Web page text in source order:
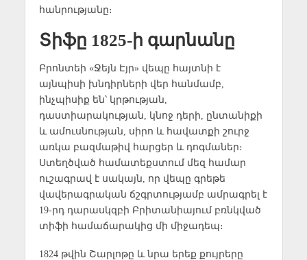
հանրությանը։
Տիֆը 1825-ի գարնանը
Բրոնտեի «Ջեյն Էյր» վեպը հայտնի է
այնպիսի խնդիրների վեր հանմամբ,
ինչպիսիք են՝ կրթության,
դաստիարակության, կնոջ դերի, ընտանիքի
և ամուսնության, սիրո և հավատքի շուրջ
առկա բազմաթիվ հարցեր և դոգմաներ։
Ստեղծված համատեքստում մեզ համար
ուշագրավ է սակայն, որ վեպը գրեթե
վավերագրական ճշգրտությամբ ամրագրել է
19-րդ դարասկզբի Բրիտանիայում բռնկված
տիֆի համաճարակից մի միջադեպ։
1824 թվին Շարլոթը և նրա երեք քույրերը